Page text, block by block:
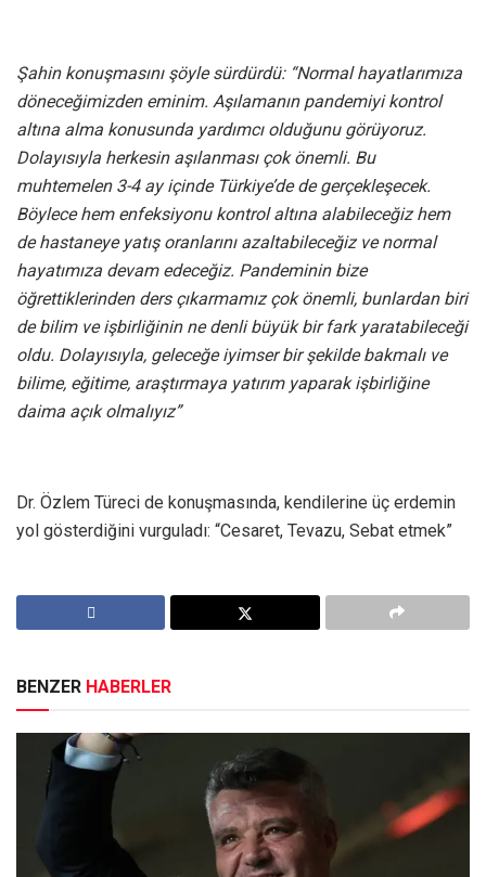
Şahin konuşmasını şöyle sürdürdü: “Normal hayatlarımıza
döneceğimizden eminim. Aşılamanın pandemiyi kontrol
altına alma konusunda yardımcı olduğunu görüyoruz.
Dolayısıyla herkesin aşılanması çok önemli. Bu
muhtemelen 3-4 ay içinde Türkiye’de de gerçekleşecek.
Böylece hem enfeksiyonu kontrol altına alabileceğiz hem
de hastaneye yatış oranlarını azaltabileceğiz ve normal
hayatımıza devam edeceğiz. Pandeminin bize
öğrettiklerinden ders çıkarmamız çok önemli, bunlardan biri
de bilim ve işbirliğinin ne denli büyük bir fark yaratabileceği
oldu. Dolayısıyla, geleceğe iyimser bir şekilde bakmalı ve
bilime, eğitime, araştırmaya yatırım yaparak işbirliğine
daima açık olmalıyız”
Dr. Özlem Türeci de konuşmasında, kendilerine üç erdemin
yol gösterdiğini vurguladı: “Cesaret, Tevazu, Sebat etmek”
BENZER HABERLER